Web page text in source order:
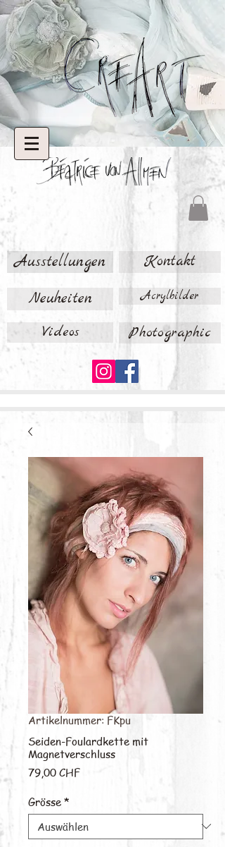
Ausstellungen Kontakt
Neuheiten Acrylbilder
Videos Photographic
Artikelnummer: FKpu
Seiden-Foulardkette mit
Magnetverschluss
79,00 CHFPreis
Grösse *